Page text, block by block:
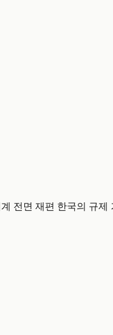
전면 재편 한국의 규